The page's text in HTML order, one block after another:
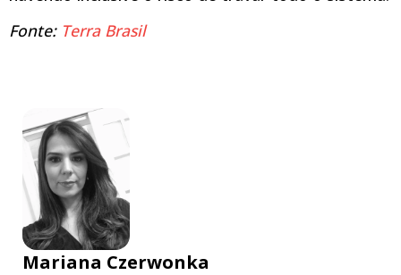
Fonte: Terra Brasil
Mariana Czerwonka